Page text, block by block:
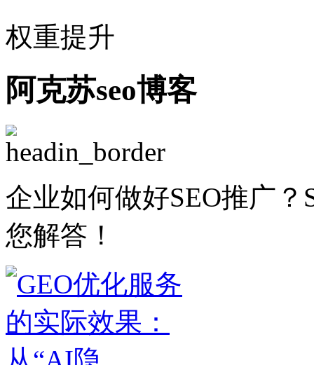
权重提升
阿克苏seo博客
企业如何做好SEO推广
您解答！